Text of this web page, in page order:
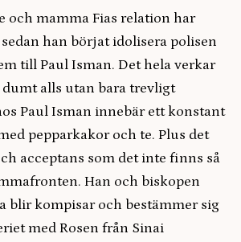
och mamma Fias relation har
han börjat idolisera polisen
till Paul Isman. Det hela verkar
alls utan bara trevligt
Paul Isman innebär ett konstant
pepparkakor och te. Plus det
acceptans som det inte finns så
Han och biskopen
blir kompisar och bestämmer sig
med Rosen från Sinai